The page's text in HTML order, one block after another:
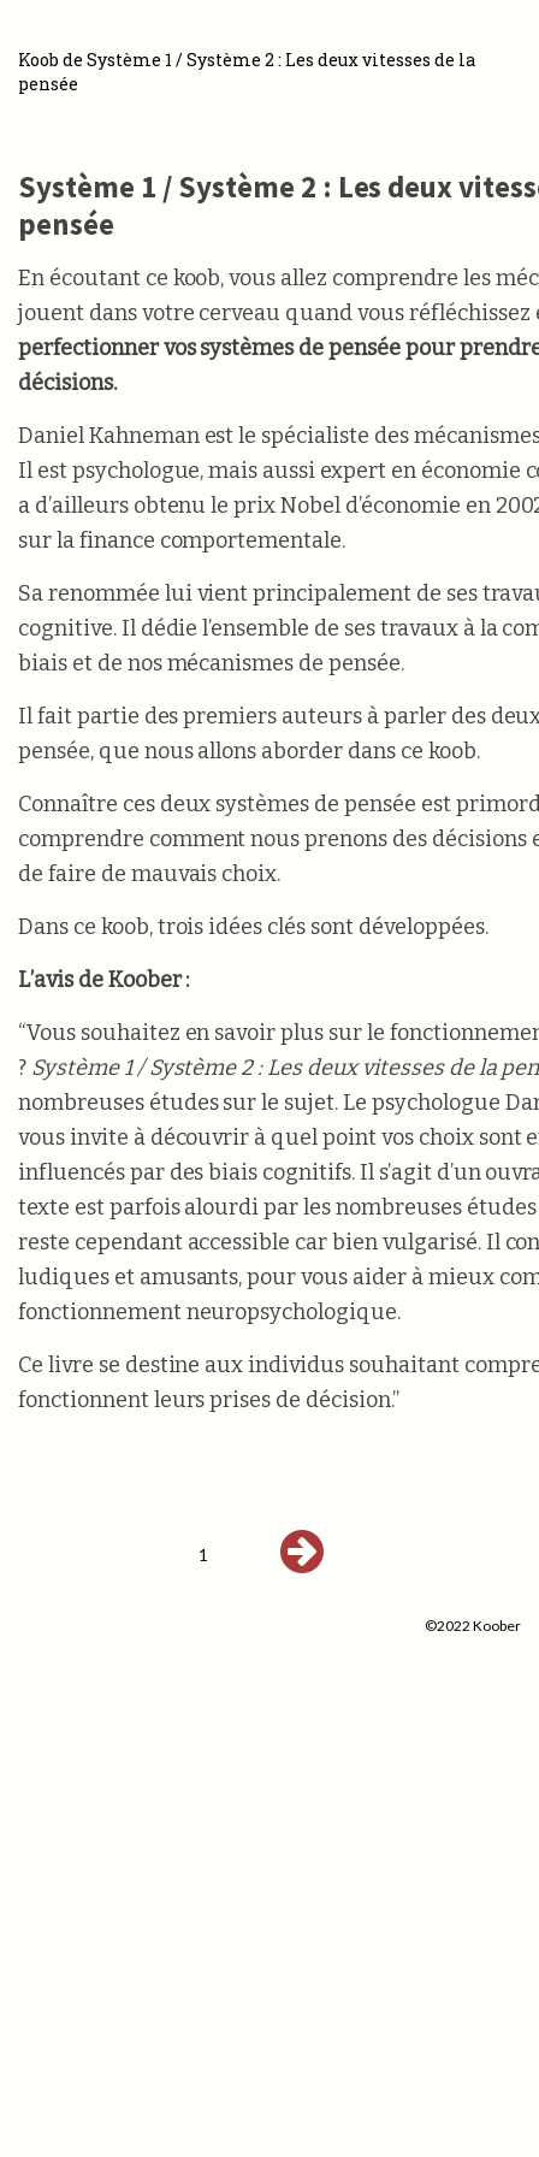
Koob de Système 1 / Système 2 : Les deux vitesses de la
pensée
Système 1 / Système 2 : Les deux
pensée
En écoutant ce koob, vous allez comprendre les
jouent dans votre cerveau quand vous
perfectionner vos systèmes de pensée pour
décisions.
Daniel Kahneman est le spécialiste des
Il est psychologue, mais aussi expert en économie
a d’ailleurs obtenu le prix Nobel d’économie en
sur la finance comportementale.
Sa renommée lui vient principalement de ses
cognitive. Il dédie l’ensemble de ses travaux à la
biais et de nos mécanismes de pensée.
Il fait partie des premiers auteurs à parler des
pensée, que nous allons aborder dans ce koob.
Connaître ces deux systèmes de pensée est
comprendre comment nous prenons des
de faire de mauvais choix.
Dans ce koob, trois idées clés sont développées.
L’avis de Koober :
“Vous souhaitez en savoir plus sur le
? Système 1 / Système 2 : Les deux vitesses de la
nombreuses études sur le sujet. Le psychologue
vous invite à découvrir à quel point vos choix sont
influencés par des biais cognitifs. Il s’agit d’un
texte est parfois alourdi par les nombreuses
reste cependant accessible car bien vulgarisé. Il
ludiques et amusants, pour vous aider à mieux
fonctionnement neuropsychologique.
Ce livre se destine aux individus souhaitant
fonctionnent leurs prises de décision.”
1
©2022 Koober